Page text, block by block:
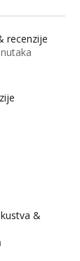
recenzije
&